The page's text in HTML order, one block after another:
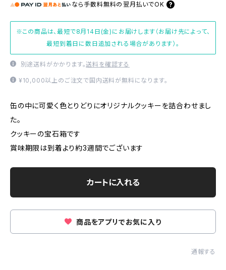
なら 手数料無料の 翌月払いでOK
※この商品は、最短で8月14日(金)にお届けします（お届け先によって、
最短到着日に数日追加される場合があります）。
別途送料がかかります。送料を確認する
¥10,000以上のご注文で国内送料が無料になります。
缶の中に可愛く色とりどりにオリジナルクッキーを詰合わせまし
た。
クッキーの宝石箱です
賞味期限は到着より約3週間でございます
カートに入れる
商品をアプリでお気に入り
通報する